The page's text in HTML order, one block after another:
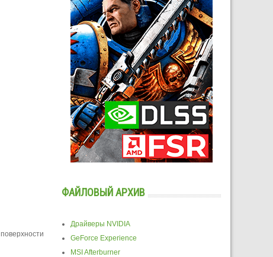
ФАЙЛОВЫЙ АРХИВ
Драйверы NVIDIA
GeForce Experience
MSI Afterburner